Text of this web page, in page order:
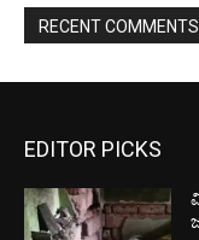
RECENT COMMENTS
EDITOR PICKS